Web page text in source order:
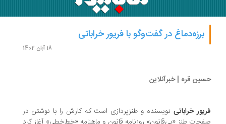
برزه‌دماغ در گفت‌وگو با فریور خراباتی
قره | خبرآنلاین
خراباتینویسنده و طنزپردازی است که کارش را با نوشتن در